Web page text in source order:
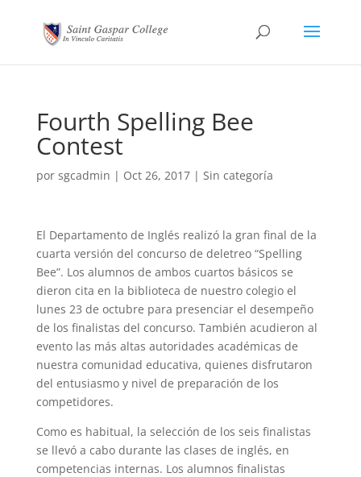
Fourth Spelling Bee
Contest
por sgcadmin | Oct 26, 2017| Sin categoría
El Departamento de Inglés realizó la gran final de la
cuarta versión del concurso de deletreo “Spelling
Bee”. Los alumnos de ambos cuartos básicos se
dieron cita en la biblioteca de nuestro colegio el
lunes 23 de octubre para presenciar el desempeño
de los finalistas del concurso. También acudieron al
evento las más altas autoridades académicas de
nuestra comunidad educativa, quienes disfrutaron
del entusiasmo y nivel de preparación de los
competidores.
Como es habitual, la selección de los seis finalistas
se llevó a cabo durante las clases de inglés, en
competencias internas. Los alumnos finalistas